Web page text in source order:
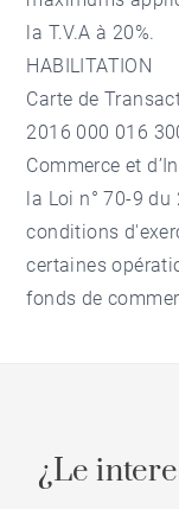
la T.V.A à 20%.
HABILITATION
Carte de
2016 000 016
Commerce et
la Loi n° 70-9
conditions
certaines
fonds de
¿Le